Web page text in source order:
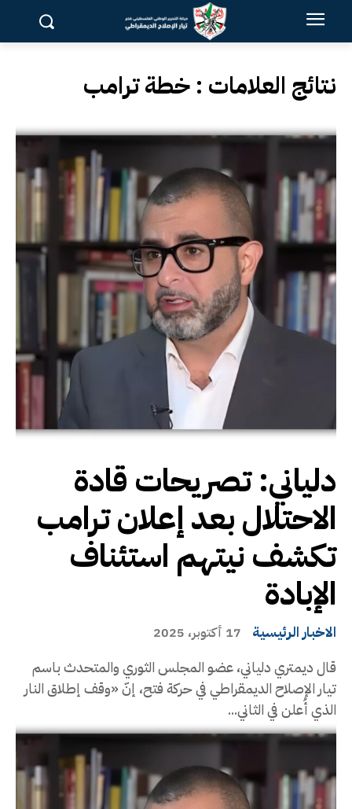
نتائج العلامات : خطة ترامب
دلياني: تصريحات قادة
الاحتلال بعد إعلان ترامب
تكشف نيتهم استئناف
الإبادة
الاخبار الرئيسية 17 أكتوبر، 2025
قال ديمتري دلياني، عضو المجلس الثوري والمتحدث باسم
تيار الإصلاح الديمقراطي في حركة فتح، إنّ «وقف إطلاق النار
الذي أُعلن في الثاني...